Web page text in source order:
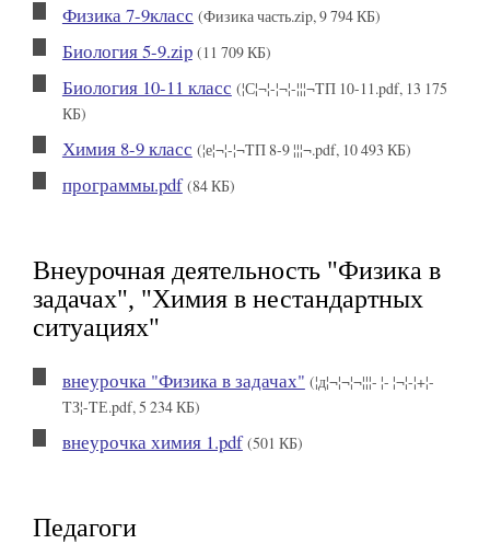
Физика 7-9класс (Физика часть.zip, 9 794 КБ)
Биология 5-9.zip (11 709 КБ)
Биология 10-11 класс (¦С¦¬¦-¦¬¦-¦¦¦¬TП 10-11.pdf, 13 175
КБ)
Химия 8-9 класс (¦е¦¬¦-¦¬TП 8-9 ¦¦¦¬.pdf, 10 493 КБ)
программы.pdf (84 КБ)
Внеурочная деятельность "Физика в
задачах", "Химия в нестандартных
ситуациях"
внеурочка "Физика в задачах" (¦д¦¬¦¬¦¬¦¦¦- ¦- ¦¬¦-¦+¦-
TЗ¦-TЕ.pdf, 5 234 КБ)
внеурочка химия 1.pdf (501 КБ)
Педагоги